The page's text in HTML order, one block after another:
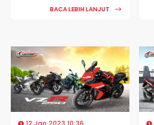
BACA LEBIH LANJUT